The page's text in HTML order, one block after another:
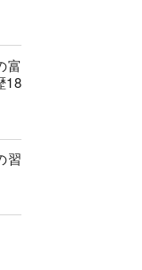
富
18
習